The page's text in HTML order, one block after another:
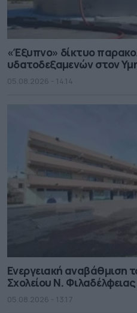
«Έξυπνο» δίκτυο
υδατοδεξαμενών στον
05.08.2026 - 14.14
Ενεργειακή αναβάθμιση
Σχολείου Ν. Φιλαδέλφειας
05.08.2026 - 13.17